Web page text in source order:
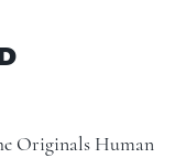
Originals Human